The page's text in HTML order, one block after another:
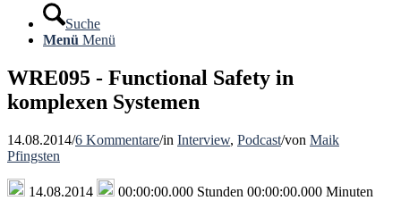
Suche
Menü Menü
WRE095 - Functional Safety in
komplexen Systemen
14.08.2014/6 Kommentare/in Interview, Podcast/von Maik
Pfingsten
14.08.2014
00:00:00.000 Stunden 00:00:00.000 Minuten